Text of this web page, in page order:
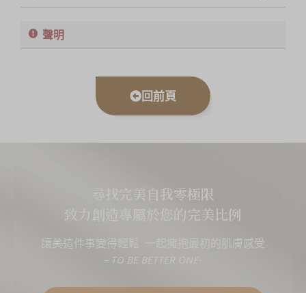
聲明
回前頁
尋找完美自我零極限
致力創造專屬於您的完美比例
讓美這件事變得輕鬆 一起擁抱最初的肌膚感受
– TO BE BETTER ONE-